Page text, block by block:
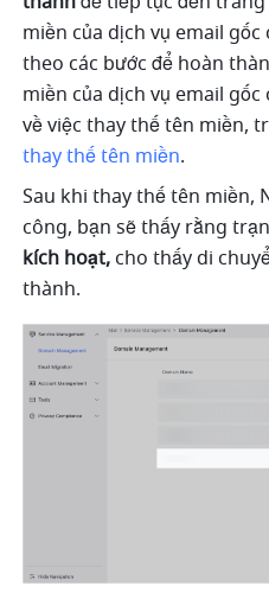
miền của dịch vụ email
theo các bước để hoàn
miền của dịch vụ email
về việc thay thế tên miền,
thay thế tên miền.
Sau khi thay thế tên miền,
công, bạn sẽ thấy rằng
kích hoạt, cho thấy di
thành.